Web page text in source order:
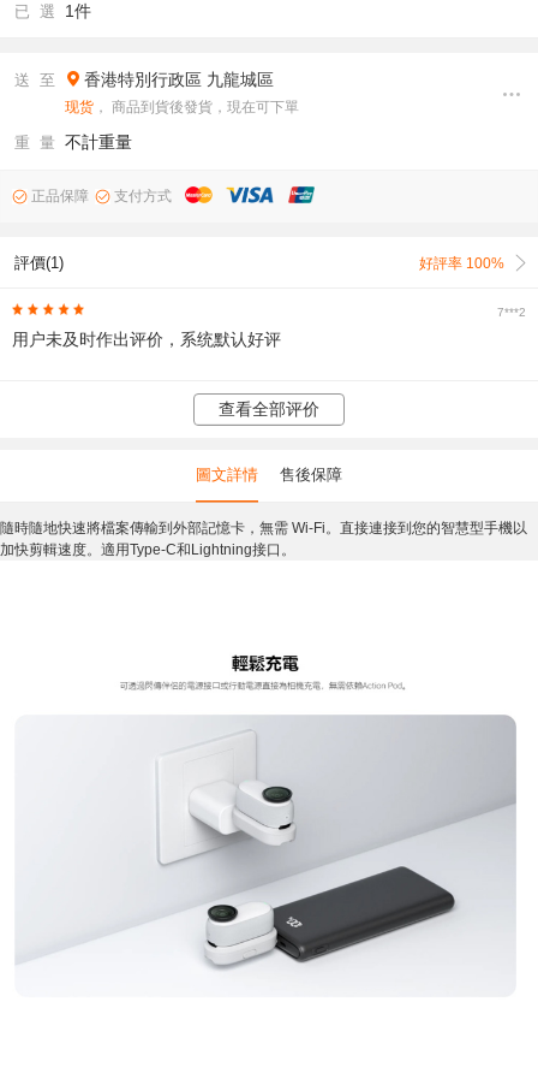
已 選 1件
送 至 香港特別行政區 九龍城區
现货 ， 商品到貨後發貨，現在可下單
重 量 不計重量
正品保障 支付方式
評價(1) 好評率 100%
7***2
用户未及时作出评价，系统默认好评
查看全部评价
圖文詳情 售後保障
隨時隨地快速將檔案傳輸到外部記憶卡，無需 Wi-Fi。直接連接到您的智慧型手機以
加快剪輯速度。適用Type-C和Lightning接口。